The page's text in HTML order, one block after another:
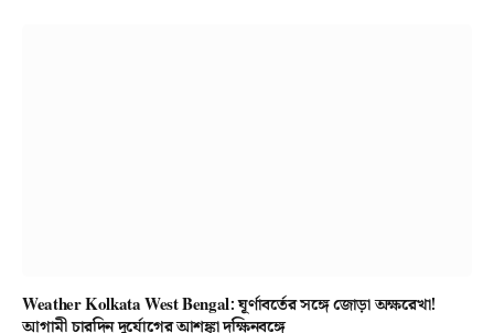
Weather Kolkata West Bengal: ঘূর্ণাবর্তের সঙ্গে জোড়া অক্ষরেখা!